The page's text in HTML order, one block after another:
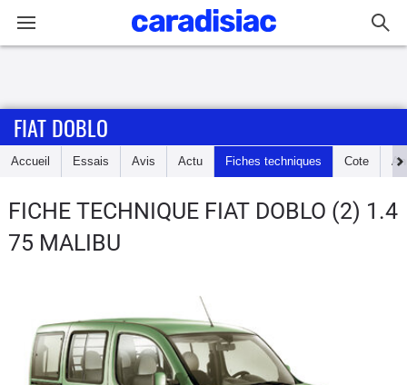
Accueil
Essais
Electriques
FIAT DOBLO
Accueil Essais Avis Actu Fiches techniques Cote
FICHE TECHNIQUE FIAT DOBLO (2) 1.4
75 MALIBU